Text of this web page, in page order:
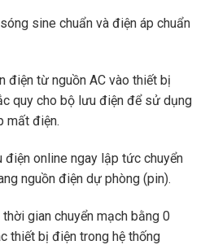
sine chuẩn và điện áp chuẩn
điện từ nguồn AC vào thiết bị
quy cho bộ lưu điện để sử dụng
mất điện.
điện online ngay lập tức chuyển
nguồn điện dự phòng (pin).
gian chuyển mạch bằng 0
thiết bị điện trong hệ thống